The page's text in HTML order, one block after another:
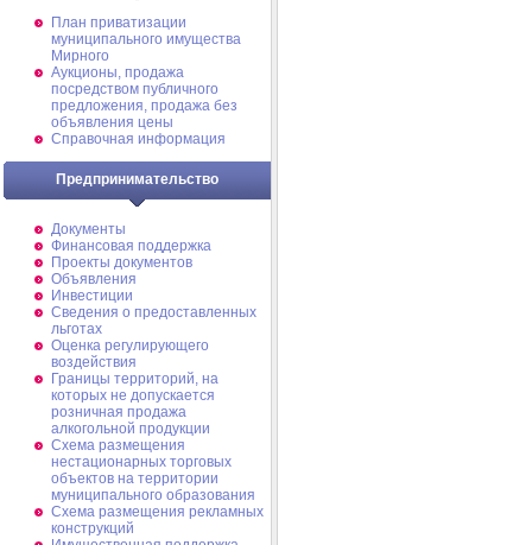
План приватизации
муниципального имущества
Мирного
Аукционы, продажа
посредством публичного
предложения, продажа без
объявления цены
Справочная информация
Предпринимательство
Документы
Финансовая поддержка
Проекты документов
Объявления
Инвестиции
Сведения о предоставленных
льготах
Оценка регулирующего
воздействия
Границы территорий, на
которых не допускается
розничная продажа
алкогольной продукции
Схема размещения
нестационарных торговых
объектов на территории
муниципального образования
Схема размещения рекламных
конструкций